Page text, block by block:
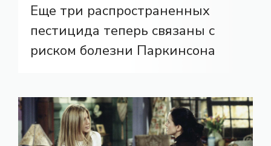
Еще три распространенных
пестицида теперь связаны с
риском болезни Паркинсона